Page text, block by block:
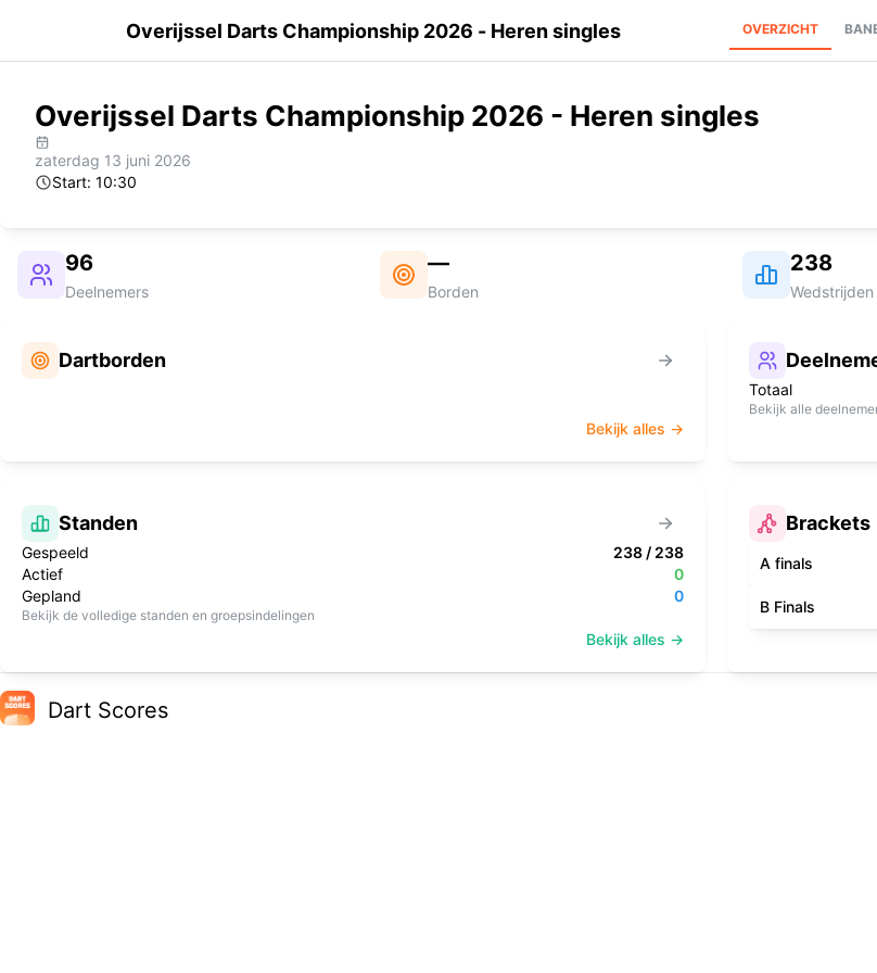
Overijssel Darts Championship 2026 - Heren singles OVERZICHT
Overijssel Darts Championship 2026 - Heren singles
zaterdag 13 juni 2026
Start: 10:30
96
Deelnemers
—
Borden
238
Wedstrijden
Dartborden
Bekijk alles →
Totaal
Bekijk alle
Standen
Gespeeld 238 / 238
Actief
0
Gepland
0
Bekijk de volledige standen en groepsindelingen
Bekijk alles →
Brackets
A finals
B Finals
Dart Scores